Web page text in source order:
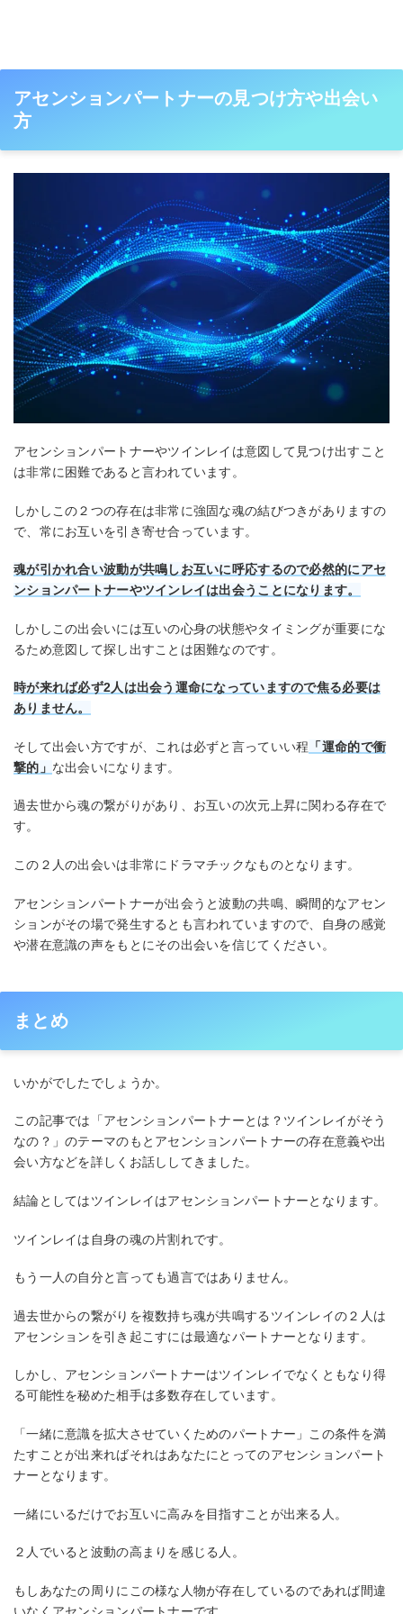
アセンションパートナーの見つけ方や出会い
方
アセンションパートナーやツインレイは意図して見つけ出すこと
は非常に困難であると言われています。
しかしこの２つの存在は非常に強固な魂の結びつきがありますの
で、常にお互いを引き寄せ合っています。
魂が引かれ合い波動が共鳴しお互いに呼応するので必然的にアセ
ンションパートナーやツインレイは出会うことになります。
しかしこの出会いには互いの心身の状態やタイミングが重要にな
るため意図して探し出すことは困難なのです。
時が来れば必ず2人は出会う運命になっていますので焦る必要は
ありません。
そして出会い方ですが、これは必ずと言っていい程 「運命的で衝
撃的」 な出会いになります。
過去世から魂の繋がりがあり、お互いの次元上昇に関わる存在で
す。
この２人の出会いは非常にドラマチックなものとなります。
アセンションパートナーが出会うと波動の共鳴、瞬間的なアセン
ションがその場で発生するとも言われていますので、自身の感覚
や潜在意識の声をもとにその出会いを信じてください。
まとめ
いかがでしたでしょうか。
この記事では「アセンションパートナーとは？ツインレイがそう
なの？」のテーマのもとアセンションパートナーの存在意義や出
会い方などを詳しくお話ししてきました。
結論としてはツインレイはアセンションパートナーとなります。
ツインレイは自身の魂の片割れです。
もう一人の自分と言っても過言ではありません。
過去世からの繋がりを複数持ち魂が共鳴するツインレイの２人は
アセンションを引き起こすには最適なパートナーとなります。
しかし、アセンションパートナーはツインレイでなくともなり得
る可能性を秘めた相手は多数存在しています。
「一緒に意識を拡大させていくためのパートナー」この条件を満
たすことが出来ればそれはあなたにとってのアセンションパート
ナーとなります。
一緒にいるだけでお互いに高みを目指すことが出来る人。
２人でいると波動の高まりを感じる人。
もしあなたの周りにこの様な人物が存在しているのであれば間違
いなくアセンションパートナーです。